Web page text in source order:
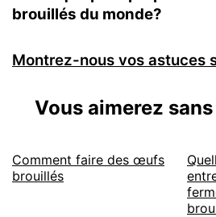
brouillés du monde?
Montrez-nous vos astuces
Vous aimerez
Comment faire des œufs
brouillés